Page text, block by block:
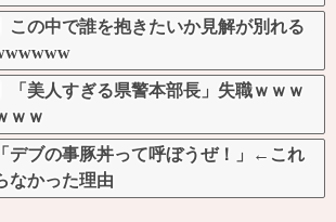
この中で誰を抱きたいか見解が別れる
「美人すぎる県警本部長」失職ｗｗｗ
ｗｗ
デブの事豚丼って呼ぼうぜ！」←これ
なかった理由